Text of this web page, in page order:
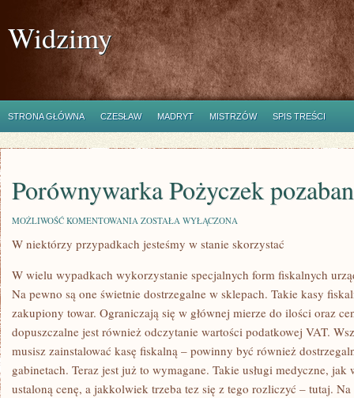
Widzimy
STRONA GŁÓWNA CZESŁAW MADRYT MISTRZÓW SPIS TREŚCI
Porównywarka Pożyczek
MOŻLIWOŚĆ KOMENTOWANIA PORÓWNYWARKA
POZABANKOWYCH
ZOSTAŁA WYŁĄCZONA
W niektórzy przypadkach jesteśmy w stanie skorzystać
W wielu wypadkach wykorzystanie specjalnych form fiskalnych
Na pewno są one świetnie dostrzegalne w sklepach. Takie kasy
zakupiony towar. Ograniczają się w głównej mierze do ilości oraz
dopuszczalne jest również odczytanie wartości podatkowej VAT.
musisz zainstalować kasę fiskalną – powinny być również
gabinetach. Teraz jest już to wymagane. Takie usługi medyczne,
ustaloną cenę, a jakkolwiek trzeba tez się z tego rozliczyć – tutaj. Na